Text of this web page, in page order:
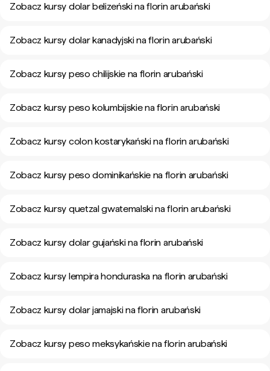
Zobacz kursy dolar belizeński na florin arubański
Zobacz kursy dolar kanadyjski na florin arubański
Zobacz kursy peso chilijskie na florin arubański
Zobacz kursy peso kolumbijskie na florin arubański
Zobacz kursy colon kostarykański na florin arubański
Zobacz kursy peso dominikańskie na florin arubański
Zobacz kursy quetzal gwatemalski na florin arubański
Zobacz kursy dolar gujański na florin arubański
Zobacz kursy lempira honduraska na florin arubański
Zobacz kursy dolar jamajski na florin arubański
Zobacz kursy peso meksykańskie na florin arubański